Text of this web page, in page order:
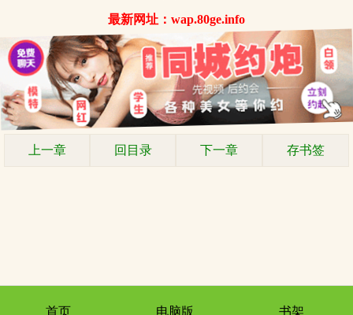
最新网址：wap.80ge.info
上一章 回目录 下一章 存书签
首页 电脑版 书架